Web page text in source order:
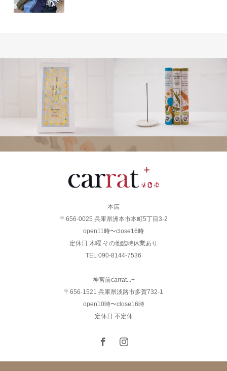
本店
〒656-0025 兵庫県洲本市本町5丁目3-2
open11時〜close16時
定休日 木曜 その他臨時休業あり
TEL 090-8144-7536
神宮前carrat...+
〒656-1521 兵庫県淡路市多賀732-1
open10時〜close16時
定休日 不定休